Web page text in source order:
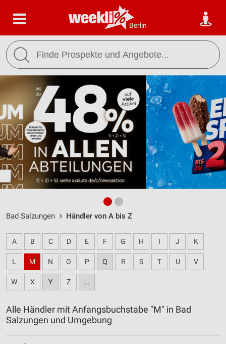
Berlin
Bad Salzungen Händler von A bis Z
A B C D E F G H I J K
L M N O P Q R S T U V
W X Y Z ...
Alle Händler mit Anfangsbuchstabe "M" in Bad
Salzungen und Umgebung